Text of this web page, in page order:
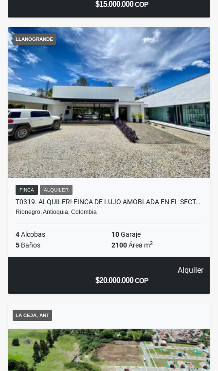
$15.000.000COP
LLANOGRANDE
FINCA ALQUILER
T0319. ALQUILER! FINCA DE LUJO AMOBLADA EN EL SECT…
Rionegro, Antioquia, Colombia
4Alcobas 10Garaje
5 Baños 2100Área m2
Alquiler
$20.000.000COP
LA CEJA, ANT